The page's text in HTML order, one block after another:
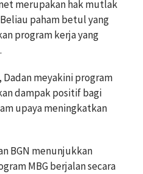
merupakan hak mutlak
paham betul yang
program kerja yang
meyakini program
dampak positif bagi
upaya meningkatkan
BGN menunjukkan
MBG berjalan secara